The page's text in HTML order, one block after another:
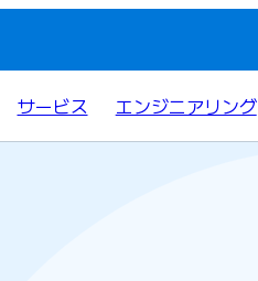
サービス エンジニアリング